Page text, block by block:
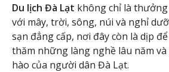
Du lịch Đà Lạt không chỉ là
với mây, trời, sông, núi và nghỉ
sạn đẳng cấp, nơi đây còn là dịp
thăm những làng nghề lâu năm
hào của người dân Đà Lạt.